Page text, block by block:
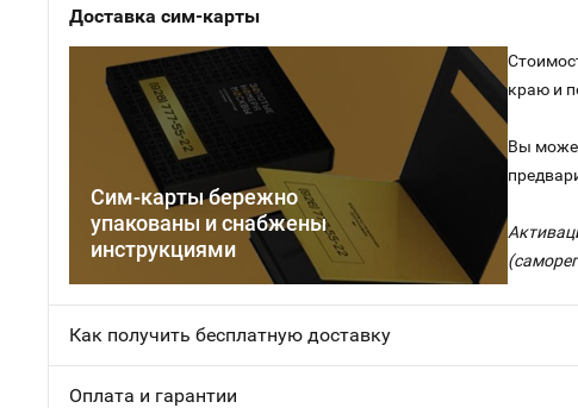
Доставка сим-карты
Сим-карты бережно
упакованы и снабжены
инструкциями
краю и
Вы
Как получить бесплатную доставку
Оплата и гарантии